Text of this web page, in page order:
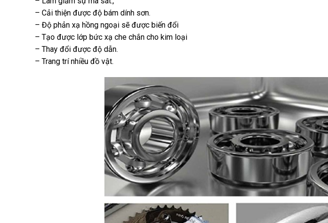
– Cải thiện được độ bám dính sơn.
– Độ phản xạ hồng ngoại sẽ được biến đổi
– Tạo được lớp bức xạ che chắn cho kim loại
– Thay đổi được độ dẫn.
– Trang trí nhiều đồ vật.